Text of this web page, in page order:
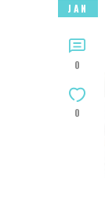
JAN
0
0